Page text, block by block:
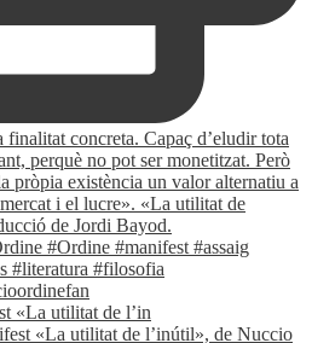
«La utilitat de l’in